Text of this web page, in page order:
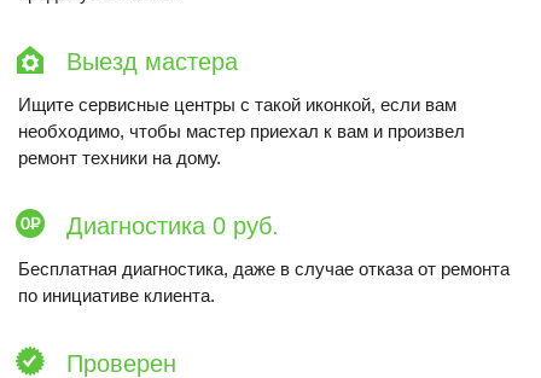
Выезд мастера
Ищите сервисные центры с такой иконкой, если вам
необходимо, чтобы мастер приехал к вам и произвел
ремонт техники на дому.
Диагностика 0 руб.
Бесплатная диагностика, даже в случае отказа от ремонта
по инициативе клиента.
Проверен